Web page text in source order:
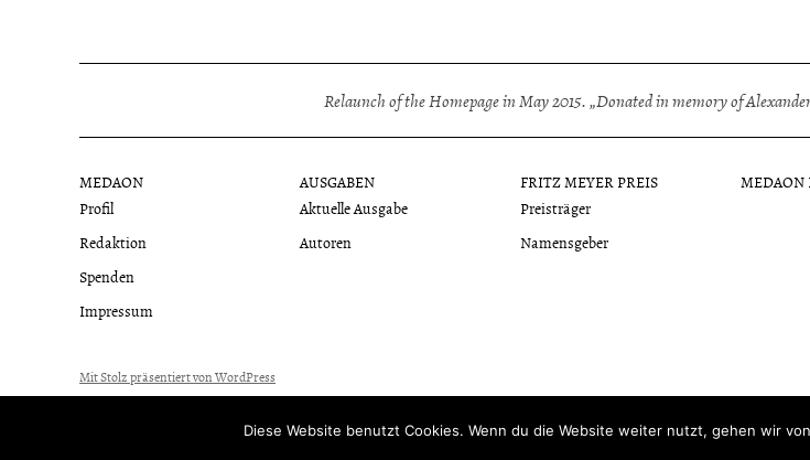
Relaunch of the Homepage in May 2015. „Donated in memory of
MEDAON
Profil
Redaktion
Spenden
Impressum
AUSGABEN
Aktuelle Ausgabe
Autoren
FRITZ MEYER PREIS
Preisträger
Namensgeber
MEDAON
Mit Stolz präsentiert von WordPress
Diese Website benutzt Cookies. Wenn du die Website weiter nutzt, gehen wir